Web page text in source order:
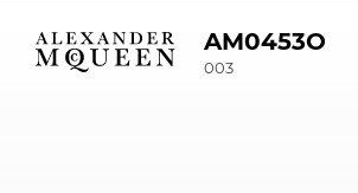
AM0453O
003